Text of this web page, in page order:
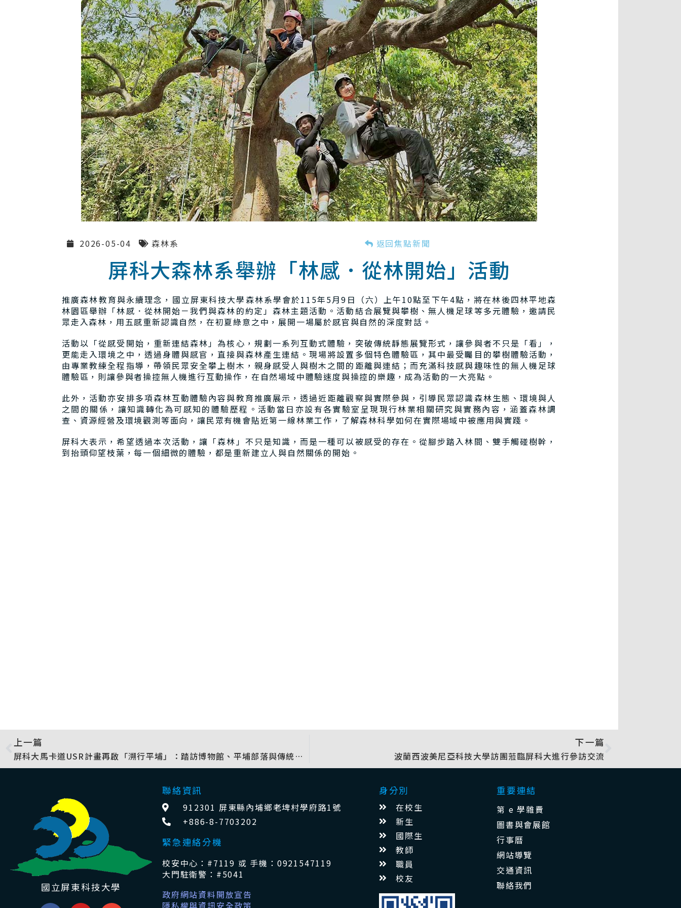
2026-05-04 森林系 返回焦點新聞
屏科大森林系舉辦「林感．從林開始」活動
推廣森林教育與永續理念，國立屏東科技大學森林系學會於115年5月9日（六）上午10點至下午4點，將在林後四林平地森
林園區舉辦「林感．從林開始－我們與森林的約定」森林主題活動。活動結合展覽與攀樹、無人機足球等多元體驗，邀請民
眾走入森林，用五感重新認識自然，在初夏綠意之中，展開一場屬於感官與自然的深度對話。
活動以「從感受開始，重新連結森林」為核心，規劃一系列互動式體驗，突破傳統靜態展覽形式，讓參與者不只是「看」，
更能走入環境之中，透過身體與感官，直接與森林產生連結。現場將設置多個特色體驗區，其中最受矚目的攀樹體驗活動，
由專業教練全程指導，帶領民眾安全攀上樹木，親身感受人與樹木之間的距離與連結；而充滿科技感與趣味性的無人機足球
體驗區，則讓參與者操控無人機進行互動操作，在自然場域中體驗速度與操控的樂趣，成為活動的一大亮點。
此外，活動亦安排多項森林互動體驗內容與教育推廣展示，透過近距離觀察與實際參與，引導民眾認識森林生態、環境與人
之間的關係，讓知識轉化為可感知的體驗歷程。活動當日亦設有各實驗室呈現現行林業相關研究與實務內容，涵蓋森林調
查、資源經營及環境觀測等面向，讓民眾有機會貼近第一線林業工作，了解森林科學如何在實際場域中被應用與實踐。
屏科大表示，希望透過本次活動，讓「森林」不只是知識，而是一種可以被感受的存在。從腳步踏入林間、雙手觸碰樹幹，
到抬頭仰望枝葉，每一個細微的體驗，都是重新建立人與自然關係的開始。
上一篇
屏科大馬卡道USR計畫再啟「溯行平埔」：踏訪博物館、平埔部落與傳統祭典場域 共譜跨世代文化傳承
下一篇
波蘭西波美尼亞科技大學訪團蒞臨屏科大進行參訪交流
國立屏東科技大學
聯絡資訊
912301 屏東縣內埔鄉老埤村學府路1號
+886-8-7703202
緊急連絡分機
校安中心：#7119 或 手機：0921547119
大門駐衛警：#5041
政府網站資料開放宣告
隱私權與資訊安全政策
身分別
在校生
新生
國際生
教師
職員
校友
重要連結
第 e 學雜費
圖書與會展館
行事曆
網站導覽
交通資訊
聯絡我們